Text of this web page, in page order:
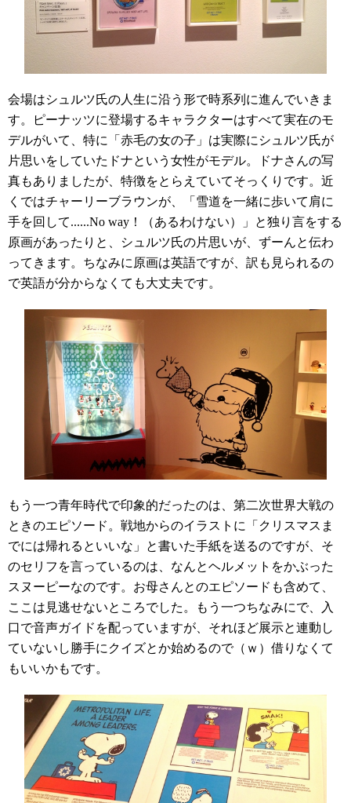
会場はシュルツ氏の人生に沿う形で時系列に進んでいきま
す。ピーナッツに登場するキャラクターはすべて実在のモ
デルがいて、特に「赤毛の女の子」は実際にシュルツ氏が
片思いをしていたドナという女性がモデル。ドナさんの写
真もありましたが、特徴をとらえていてそっくりです。近
くではチャーリーブラウンが、「雪道を一緒に歩いて肩に
手を回して......No way！（あるわけない）」と独り言をする
原画があったりと、シュルツ氏の片思いが、ずーんと伝わ
ってきます。ちなみに原画は英語ですが、訳も見られるの
で英語が分からなくても大丈夫です。
もう一つ青年時代で印象的だったのは、第二次世界大戦の
ときのエピソード。戦地からのイラストに「クリスマスま
でには帰れるといいな」と書いた手紙を送るのですが、そ
のセリフを言っているのは、なんとヘルメットをかぶった
スヌーピーなのです。お母さんとのエピソードも含めて、
ここは見逃せないところでした。もう一つちなみにで、入
口で音声ガイドを配っていますが、それほど展示と連動し
ていないし勝手にクイズとか始めるので（ｗ）借りなくて
もいいかもです。